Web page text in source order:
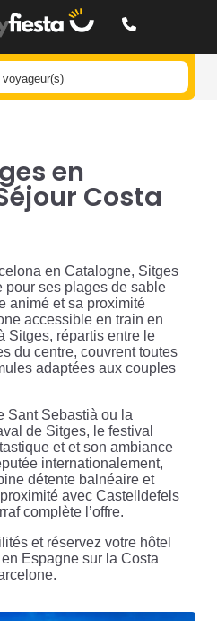
en
Costa
en Catalogne, Sitges
pour ses plages de sable
animé et sa proximité
accessible en train en
Sitges, répartis entre le
du centre, couvrent toutes
adaptées aux couples
Sant Sebastià ou la
de Sitges, le festival
et et son ambiance
internationalement,
détente balnéaire et
avec Castelldefels
complète l’offre.
et réservez votre hôtel
Espagne sur la Costa